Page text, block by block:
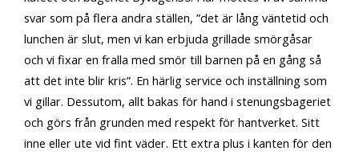
svar som på flera andra ställen, ”det är lång väntetid och
lunchen är slut, men vi kan erbjuda grillade smörgåsar
och vi fixar en fralla med smör till barnen på en gång så
att det inte blir kris”. En härlig service och inställning som
vi gillar. Dessutom, allt bakas för hand i stenungsbageriet
och görs från grunden med respekt för hantverket. Sitt
inne eller ute vid fint väder. Ett extra plus i kanten för den